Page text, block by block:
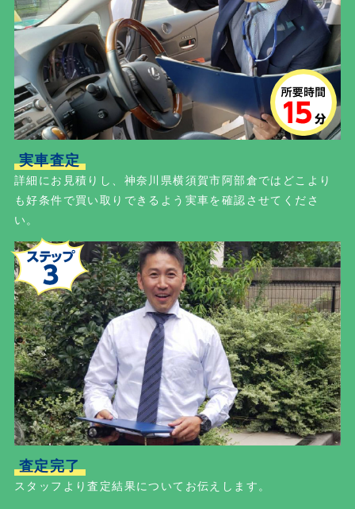
実車査定
詳細にお見積りし、神奈川県横須賀市阿部倉ではどこより
も好条件で買い取りできるよう実車を確認させてくださ
い。
査定完了
スタッフより査定結果についてお伝えします。